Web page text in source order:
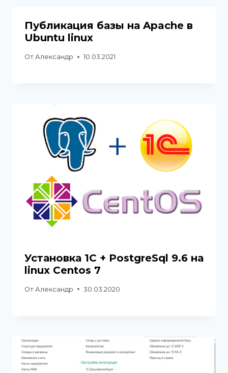
Публикация базы на Apache в
Ubuntu linux
От Александр 10.03.2021
Установка 1С + PostgreSql 9.6 на
linux Centos 7
От Александр 30.03.2020